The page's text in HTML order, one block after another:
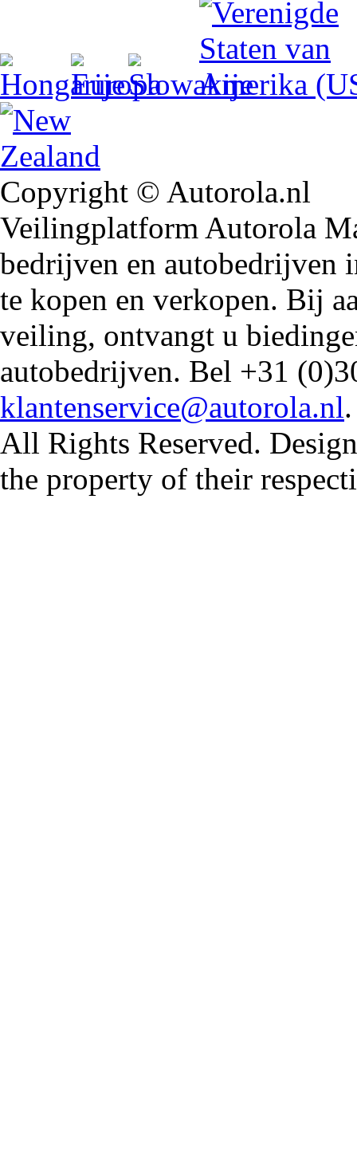
Copyright © Autorola.nl
Veilingplatform Autorola
bedrijven en autobedrijven
te kopen en verkopen. Bij
veiling, ontvangt u
autobedrijven. Bel +31
klantenservice@autorola.nl
All Rights Reserved.
the property of their